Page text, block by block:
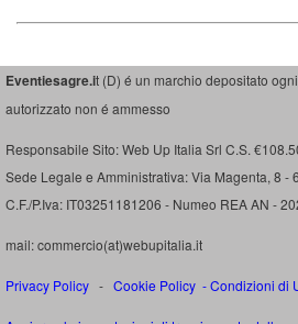
Eventiesagre.it (D) é un marchio depositato
autorizzato non é ammesso
Responsabile Sito: Web Up Italia Srl C.S.
Sede Legale e Amministrativa: Via Magenta, 8 -
C.F./P.Iva: IT03251181206 - Numeo REA AN -
mail: commercio(at)webupitalia.it
Privacy Policy - Cookie Policy -Condizioni di